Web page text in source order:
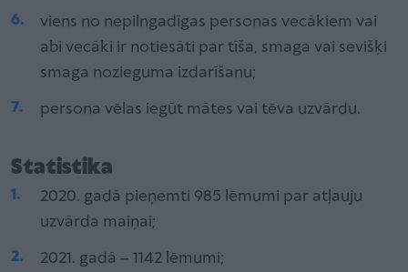
viens no nepilngadīgas personas vecākiem vai
abi vecāki ir notiesāti par tīša, smaga vai sevišķi
smaga nozieguma izdarīšanu;
persona vēlas iegūt mātes vai tēva uzvārdu.
Statistika
2020. gadā pieņemti 985 lēmumi par atļauju
uzvārda maiņai;
2021. gadā – 1142 lēmumi;